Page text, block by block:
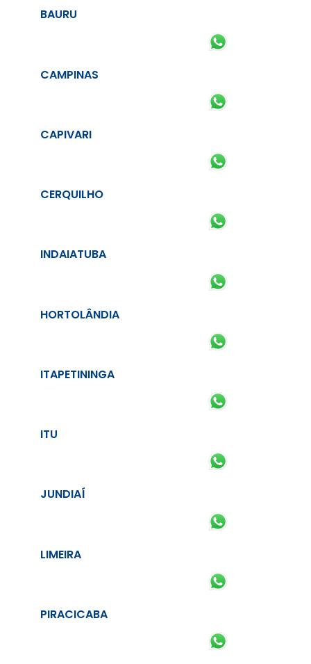
BAURU
CAMPINAS
CAPIVARI
CERQUILHO
INDAIATUBA
HORTOLÂNDIA
ITAPETININGA
ITU
JUNDIAÍ
LIMEIRA
PIRACICABA